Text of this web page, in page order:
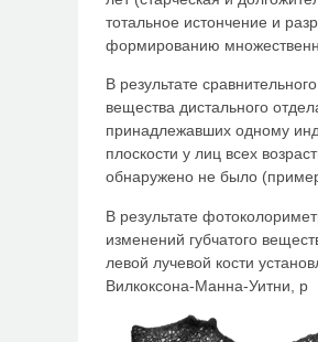
тотальное истончение и
формированию
В результате
вещества дистального
принадлежавших одному
плоскости у лиц всех
обнаружено не было
В результате
изменений губчатого
левой лучевой кости
Вилкоксона-Манна-Уитни, p